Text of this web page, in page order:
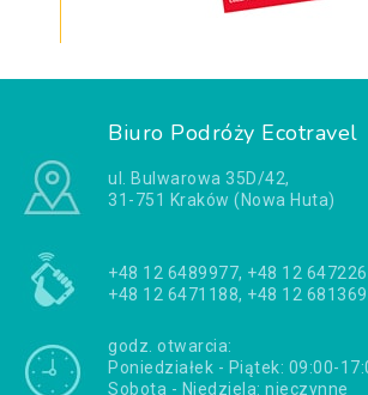
Biuro Podróży Ecotravel
ul. Bulwarowa 35D/42,
31-751 Kraków (Nowa Huta)
+48 12 6489977, +48 12
+48 12 6471188, +48 12
godz. otwarcia:
Poniedziałek - Piątek: 09:00-
Sobota - Niedziela: nieczynne